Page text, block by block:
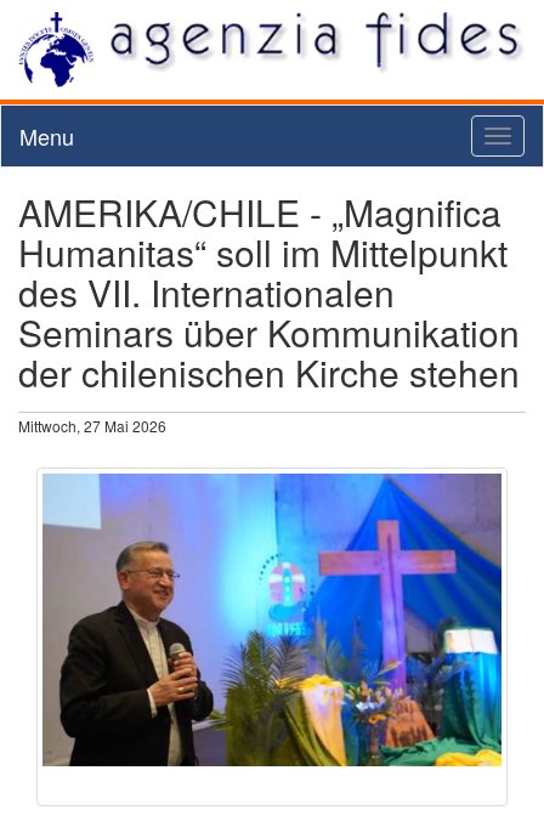
Menu
AMERIKA/CHILE - „Magnifica
Humanitas“ soll im Mittelpunkt
des VII. Internationalen
Seminars über Kommunikation
der chilenischen Kirche stehen
Mittwoch, 27 Mai 2026